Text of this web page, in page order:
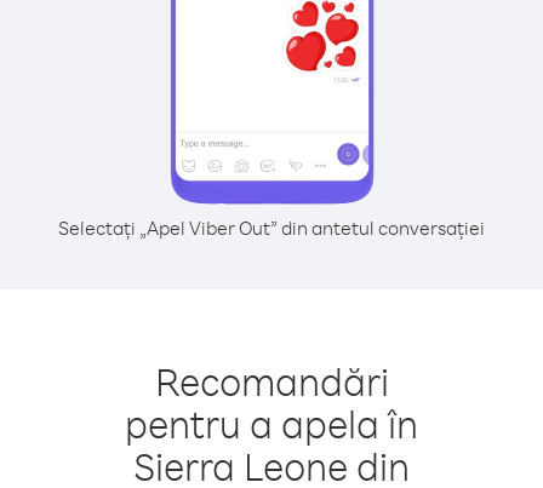
Selectați „Apel Viber Out” din antetul conversației
Recomandări
pentru a apela în
Sierra Leone din